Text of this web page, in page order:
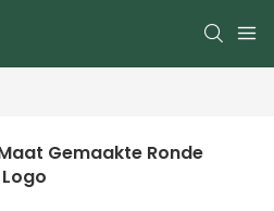
Gemaakte Ronde